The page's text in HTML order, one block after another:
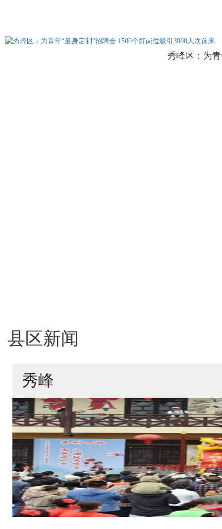
秀峰区：为
县区新闻
秀峰